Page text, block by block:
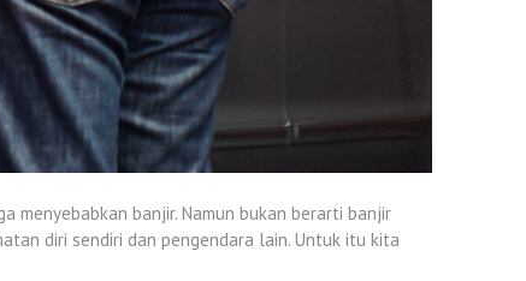
menyebabkan banjir. Namun bukan berarti banjir
diri sendiri dan pengendara lain. Untuk itu kita